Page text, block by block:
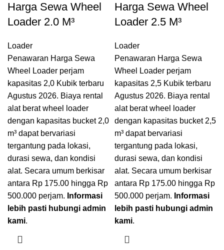
Harga Sewa Wheel
Loader 2.0 M³
Loader
Penawaran Harga Sewa
Wheel Loader perjam
kapasitas 2,0 Kubik terbaru
Agustus 2026. Biaya rental
alat berat wheel loader
dengan kapasitas bucket 2,0
m³ dapat bervariasi
tergantung pada lokasi,
durasi sewa, dan kondisi
alat. Secara umum berkisar
antara Rp 175.00 hingga Rp
500.000 perjam. Informasi
lebih pasti hubungi admin
kami.
Harga Sewa Wheel
Loader 2.5 M³
Loader
Penawaran Harga Sewa
Wheel Loader perjam
kapasitas 2,5 Kubik terbaru
Agustus 2026. Biaya rental
alat berat wheel loader
dengan kapasitas bucket 2,5
m³ dapat bervariasi
tergantung pada lokasi,
durasi sewa, dan kondisi
alat. Secara umum berkisar
antara Rp 175.00 hingga Rp
500.000 perjam. Informasi
lebih pasti hubungi admin
kami.